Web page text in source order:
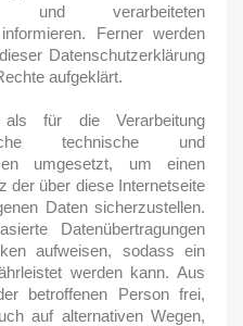
und verarbeiteten
Ferner werden
Datenschutzerklärung
aufgeklärt.
für die Verarbeitung
technische und
umgesetzt, um einen
der über diese Internetseite
Daten sicherzustellen.
Datenübertragungen
aufweisen, sodass ein
werden kann. Aus
betroffenen Person frei,
auf alternativen Wegen,